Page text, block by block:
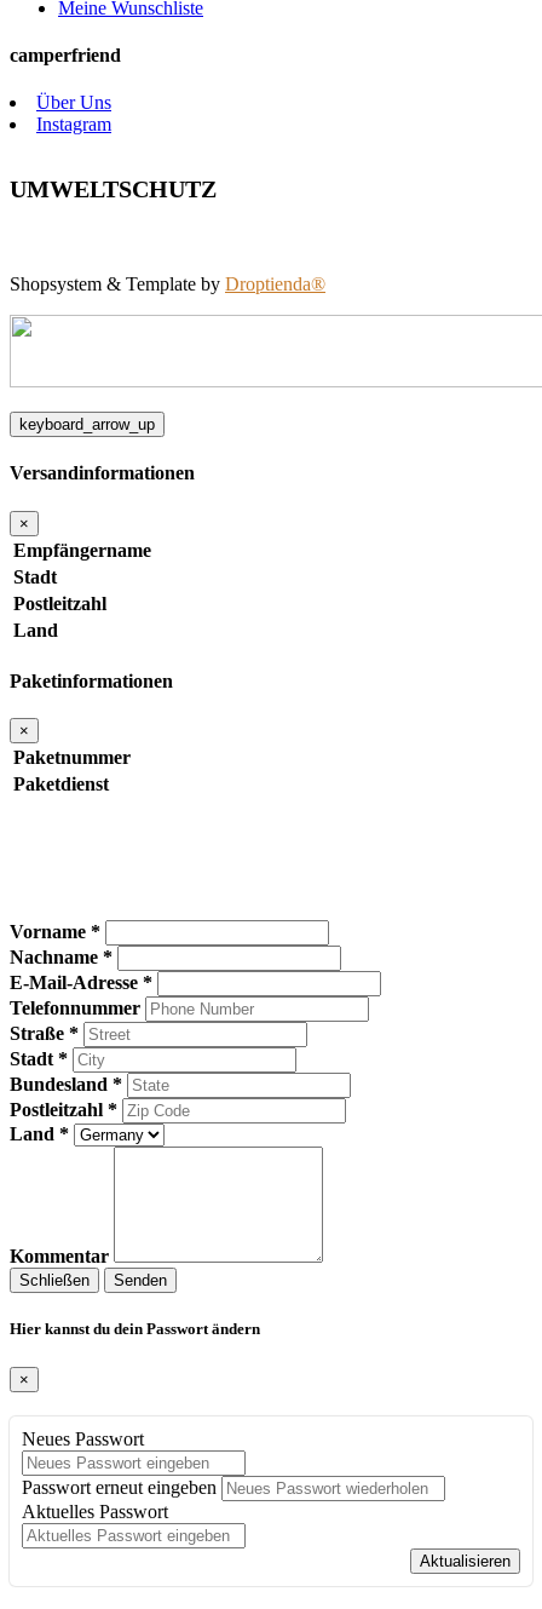
Meine Wunschliste
camperfriend
Über Uns
Instagram
UMWELTSCHUTZ
Shopsystem & Template by Droptienda®
keyboard_arrow_up
Versandinformationen
×
Empfängername
Stadt
Postleitzahl
Land
Paketinformationen
×
Paketnummer
Paketdienst
Vorname *
Nachname *
E-Mail-Adresse *
Telefonnummer
Straße *
Stadt *
Bundesland *
Postleitzahl *
Land *
Kommentar
Schließen Senden
Hier kannst du dein Passwort ändern
×
Neues Passwort
Passwort erneut eingeben
Aktuelles Passwort
Aktualisieren